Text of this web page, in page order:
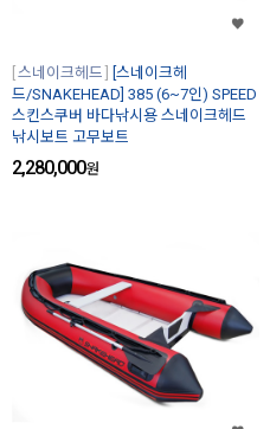
스네이크헤드
[스네이크헤
드/SNAKEHEAD] 385 (6~7인) SPEED
스킨스쿠버 바다낚시용 스네이크헤드
낚시보트 고무보트
2,280,000원